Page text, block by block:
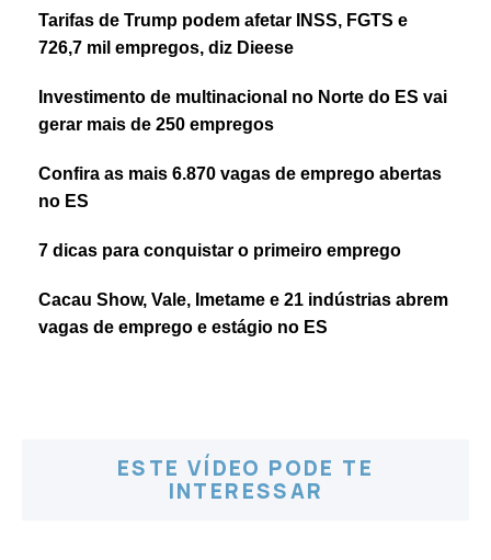
Tarifas de Trump podem afetar INSS, FGTS e
726,7 mil empregos, diz Dieese
Investimento de multinacional no Norte do ES vai
gerar mais de 250 empregos
Confira as mais 6.870 vagas de emprego abertas
no ES
7 dicas para conquistar o primeiro emprego
Cacau Show, Vale, Imetame e 21 indústrias abrem
vagas de emprego e estágio no ES
ESTE VÍDEO PODE TE
INTERESSAR